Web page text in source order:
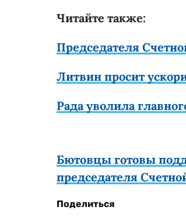
Читайте также:
Председателя
Литвин просит
Рада уволила
Бютовцы готовы
председателя
Поделиться